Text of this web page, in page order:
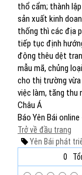
thổ cẩm; thành
sản xuất kinh
thống thì các địa
tiếp tục định
động thêu dệt
mẫu mã, chủng
cho thị trường
việc làm, tăng thu
Châu Á
Báo Yên Bái
Trở về đầu trang
Yên Bái phát
0